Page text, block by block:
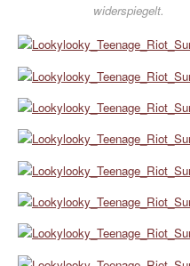
widerspiegelt.